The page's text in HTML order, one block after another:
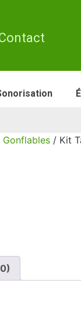
/ Kit